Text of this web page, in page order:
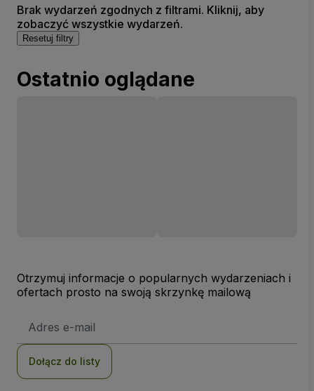
Brak wydarzeń zgodnych z filtrami. Kliknij, aby
zobaczyć wszystkie wydarzeń.
Resetuj filtry
Ostatnio oglądane
Otrzymuj informacje o popularnych wydarzeniach i
ofertach prosto na swoją skrzynkę mailową
e-
Dołącz do listy